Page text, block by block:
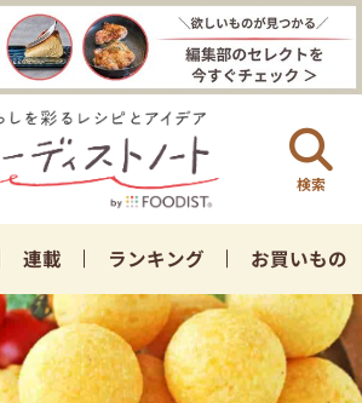
検索
連載 ランキング お買いもの